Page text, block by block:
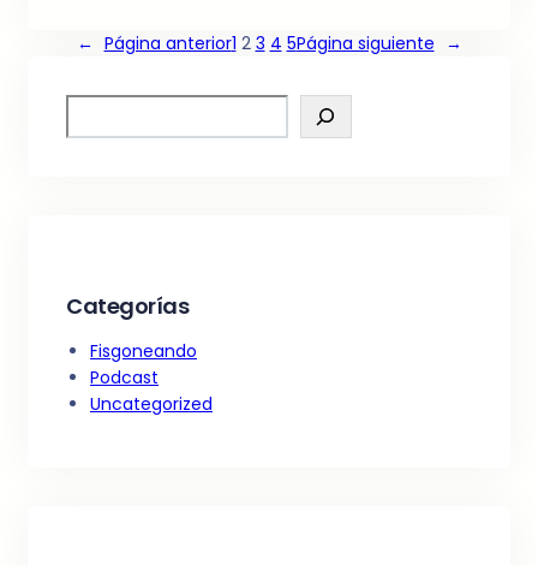
← Página anterior1 2 3 4 5Página siguiente →
e
Categorías
Fisgoneando
Podcast
Uncategorized